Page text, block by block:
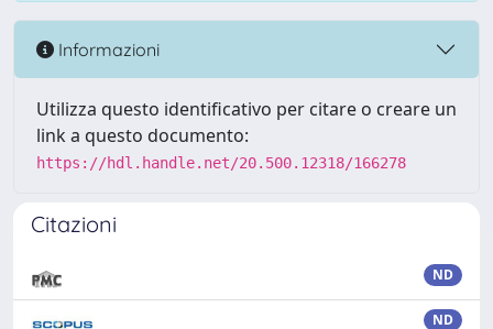
Informazioni
Utilizza questo identificativo per citare o creare un
link a questo documento:
https://hdl.handle.net/20.500.12318/166278
Citazioni
ND
ND